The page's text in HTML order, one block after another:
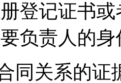
登记证书
负责人的
同关系的